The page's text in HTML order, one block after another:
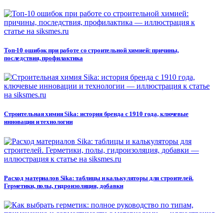
Топ-10 ошибок при работе со строительной химией: причины,
последствия, профилактика
Строительная химия Sika: история бренда с 1910 года, ключевые
инновации и технологии
Расход материалов Sika: таблицы и калькуляторы для строителей.
Герметики, полы, гидроизоляция, добавки